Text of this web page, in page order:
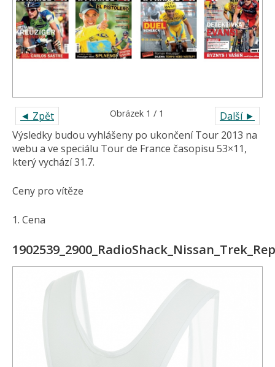
◄ Zpět Další ►
Obrázek 1 / 1
Výsledky budou vyhlášeny po ukončení Tour 2013 na
webu a ve speciálu Tour de France časopisu 53×11,
který vychází 31.7.
Ceny pro vítěze
1. Cena